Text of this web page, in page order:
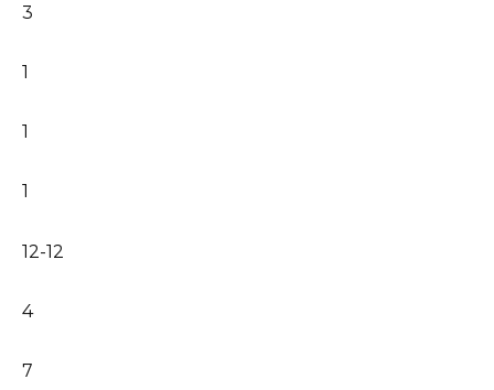
3
1
1
1
12-12
4
7